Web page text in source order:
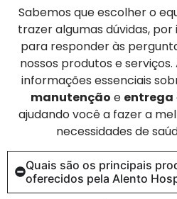
Sabemos que escolher o
trazer algumas dúvidas, por
para responder às
nossos produtos e
informações essenciais
manutenção e entrega
ajudando você a fazer a
necessidades de
Quais são os principais
oferecidos pela Alento